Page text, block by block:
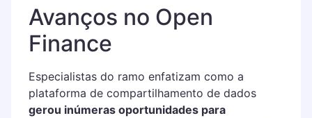
Avanços no Open
Finance
Especialistas do ramo enfatizam como a
plataforma de compartilhamento de dados
gerou inúmeras oportunidades para